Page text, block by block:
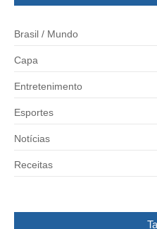
Brasil / Mundo
Capa
Entretenimento
Esportes
Notícias
Receitas